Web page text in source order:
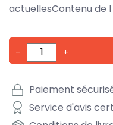
actuellesContenu de l
- +
Paiement
Service d'avis